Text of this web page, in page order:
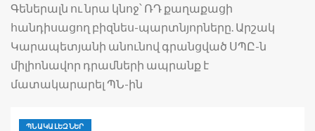
Գեներալն ու նրա կնոջ՝ ՌԴ քաղաքացի
հանդիսացող բիզնես-պարտնյորները. Արշակ
Կարապետյանի անունով գրանցված ՍՊԸ-ն
միլիոնավոր դրամների ապրանք է
մատակարարել ՊՆ-ին
ՊՆԱԿԱԼԵԶՆԵՐ